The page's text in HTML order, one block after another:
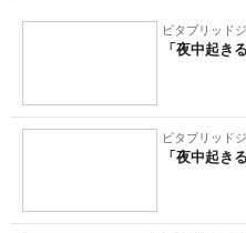
ちょっと気になるネットの話題
ビタブリッド
「夜中起き
ビタブリッド
「夜中起き